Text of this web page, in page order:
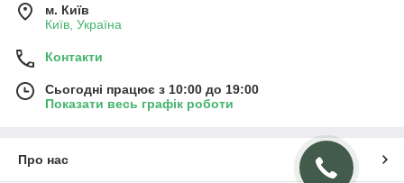
м. Київ
Київ, Україна
Контакти
Сьогодні працює з 10:00 до 19:00
Показати весь графік роботи
Про нас